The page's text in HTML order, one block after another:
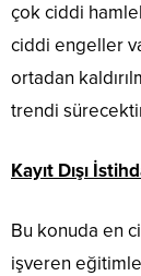
çok ciddi
ciddi engeller
ortadan
trendi
Kayıt Dışı
Bu konuda en
işveren